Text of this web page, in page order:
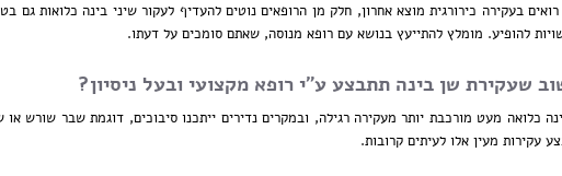
בעקירה כירורגית מוצא אחרון, חלק מן הרופאים נוטים להעדיף לעקור שיני בינה כלואות
להופיע. מומלץ להתייעץ בנושא עם רופא מנוסה, שאתם סומכים על דעתו.
שעקירת שן בינה תתבצע ע"י רופא מקצועי ובעל ניסיון?
כלואה מעט מורכבת יותר מעקירה רגילה, ובמקרים נדירים ייתכנו סיבוכים, דוגמת שבר שורש
עקירות מעין אלו לעיתים קרובות.